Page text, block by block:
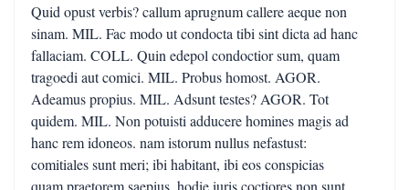
Quid opust verbis? callum aprugnum callere aeque non
sinam. MIL. Fac modo ut condocta tibi sint dicta ad hanc
fallaciam. COLL. Quin edepol condoctior sum, quam
tragoedi aut comici. MIL. Probus homost. AGOR.
Adeamus propius. MIL. Adsunt testes? AGOR. Tot
quidem. MIL. Non potuisti adducere homines magis ad
hanc rem idoneos. nam istorum nullus nefastust:
comitiales sunt meri; ibi habitant, ibi eos conspicias
quam praetorem saepius. hodie iuris coctiores non sunt